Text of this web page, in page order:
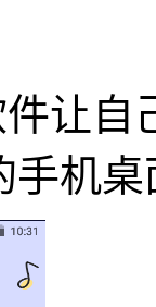
让
手机